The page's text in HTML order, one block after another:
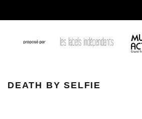
DEATH BY SELFIE